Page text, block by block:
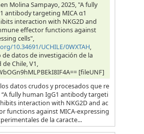
Molina Sampayo, 2025, "A fully
antibody targeting MICA α1
interaction with NKG2D and
effector functions against
cells",
10.34691/UCHILE/0WXTAH,
de datos de investigación de la
de Chile, V1,
[fileUNF]
datos crudos y procesados que re
fully human IgG1 antibody targeti
interaction with NKG2D and ac
functions against MICA-expressing
de la caracte...